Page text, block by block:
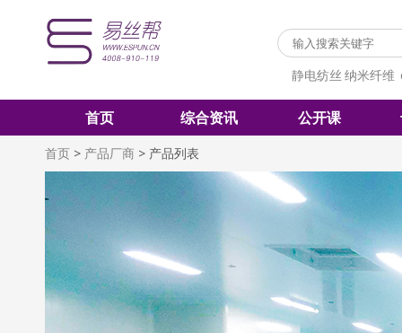
静电纺丝 纳米纤维
首页 综合资讯 公开课
首页 > 产品厂商 > 产品列表